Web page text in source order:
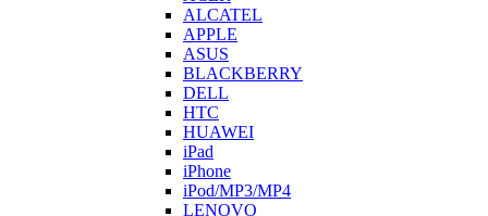
ALCATEL
APPLE
ASUS
BLACKBERRY
DELL
HTC
HUAWEI
iPad
iPhone
iPod/MP3/MP4
LENOVO